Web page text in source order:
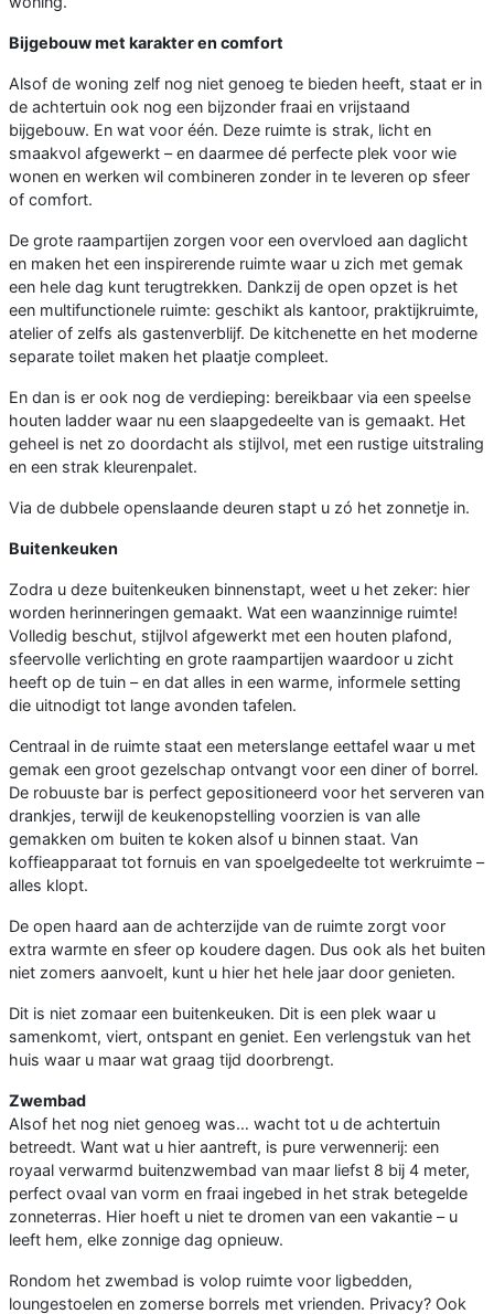
Bijgebouw met karakter en comfort
Alsof de woning zelf nog niet genoeg te bieden heeft, staat er in
de achtertuin ook nog een bijzonder fraai en vrijstaand
bijgebouw. En wat voor één. Deze ruimte is strak, licht en
smaakvol afgewerkt – en daarmee dé perfecte plek voor wie
wonen en werken wil combineren zonder in te leveren op sfeer
of comfort.
De grote raampartijen zorgen voor een overvloed aan daglicht
en maken het een inspirerende ruimte waar u zich met gemak
een hele dag kunt terugtrekken. Dankzij de open opzet is het
een multifunctionele ruimte: geschikt als kantoor, praktijkruimte,
atelier of zelfs als gastenverblijf. De kitchenette en het moderne
separate toilet maken het plaatje compleet.
En dan is er ook nog de verdieping: bereikbaar via een speelse
houten ladder waar nu een slaapgedeelte van is gemaakt. Het
geheel is net zo doordacht als stijlvol, met een rustige uitstraling
en een strak kleurenpalet.
Via de dubbele openslaande deuren stapt u zó het zonnetje in.
Buitenkeuken
Zodra u deze buitenkeuken binnenstapt, weet u het zeker: hier
worden herinneringen gemaakt. Wat een waanzinnige ruimte!
Volledig beschut, stijlvol afgewerkt met een houten plafond,
sfeervolle verlichting en grote raampartijen waardoor u zicht
heeft op de tuin – en dat alles in een warme, informele setting
die uitnodigt tot lange avonden tafelen.
Centraal in de ruimte staat een meterslange eettafel waar u met
gemak een groot gezelschap ontvangt voor een diner of borrel.
De robuuste bar is perfect gepositioneerd voor het serveren van
drankjes, terwijl de keukenopstelling voorzien is van alle
gemakken om buiten te koken alsof u binnen staat. Van
koffieapparaat tot fornuis en van spoelgedeelte tot werkruimte –
alles klopt.
De open haard aan de achterzijde van de ruimte zorgt voor
extra warmte en sfeer op koudere dagen. Dus ook als het buiten
niet zomers aanvoelt, kunt u hier het hele jaar door genieten.
Dit is niet zomaar een buitenkeuken. Dit is een plek waar u
samenkomt, viert, ontspant en geniet. Een verlengstuk van het
huis waar u maar wat graag tijd doorbrengt.
Zwembad
Alsof het nog niet genoeg was… wacht tot u de achtertuin
betreedt. Want wat u hier aantreft, is pure verwennerij: een
royaal verwarmd buitenzwembad van maar liefst 8 bij 4 meter,
perfect ovaal van vorm en fraai ingebed in het strak betegelde
zonneterras. Hier hoeft u niet te dromen van een vakantie – u
leeft hem, elke zonnige dag opnieuw.
Rondom het zwembad is volop ruimte voor ligbedden,
loungestoelen en zomerse borrels met vrienden. Privacy? Ook